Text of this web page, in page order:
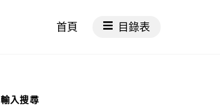
首頁 目錄表
輸入搜尋